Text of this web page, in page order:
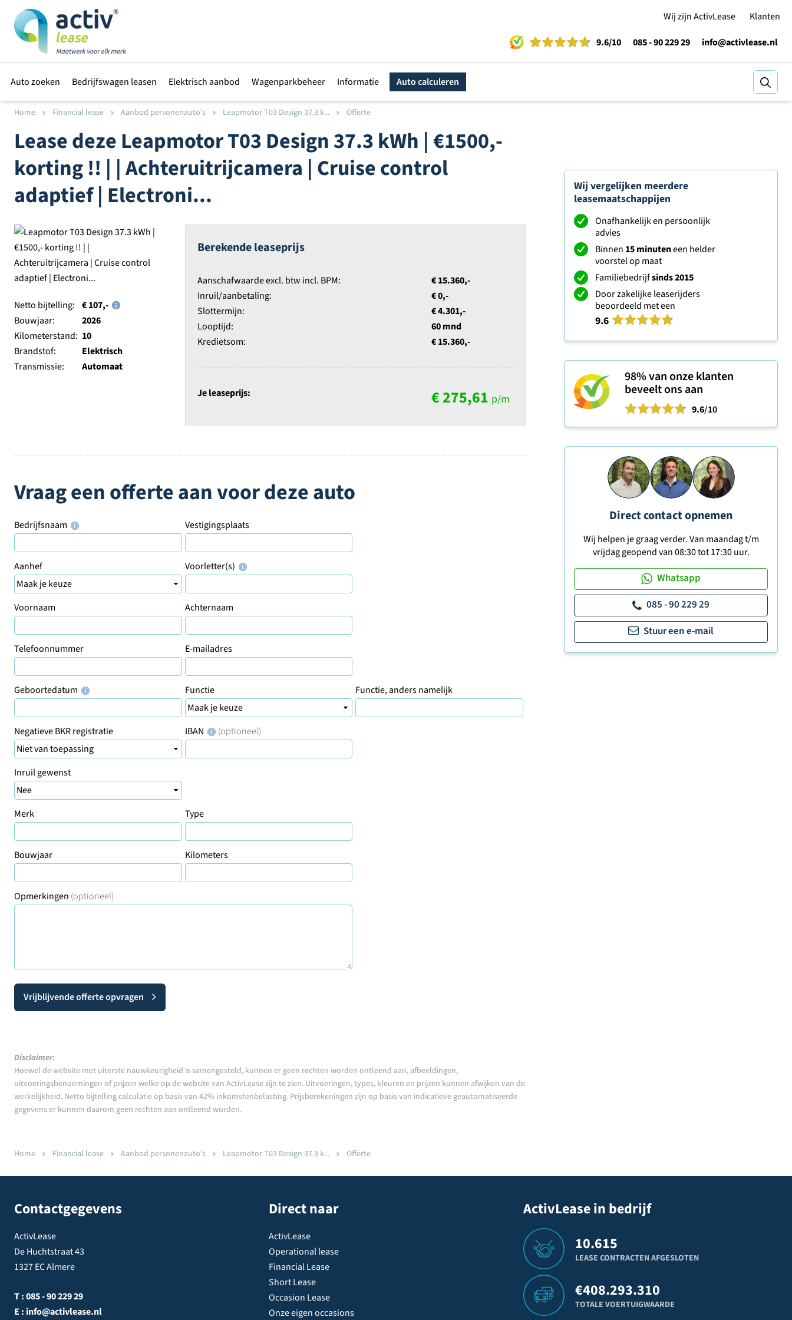
Wij zijn ActivLease
Klanten
9.6/10 085 - 90 229 29 info@activlease.nl
Auto zoeken Bedrijfswagen leasen Elektrisch aanbod Wagenparkbeheer Informatie Auto calculeren
Home Financial lease Aanbod personenauto's Leapmotor T03 Design 37.3 k... Offerte
Lease dezeLeapmotorT03 Design 37.3 kWh | €1500,-
korting !! | | Achteruitrijcamera | Cruise control
adaptief | Electroni...
Netto bijtelling: € 107,-
Bouwjaar:
2026
Kilometerstand: 10
Brandstof:
Elektrisch
Transmissie:
Automaat
Berekende leaseprijs
Aanschafwaarde excl. btw incl. BPM:
€ 15.360,-
Inruil/aanbetaling:
€ 0,-
Slottermijn:
€ 4.301,-
Looptijd:
60 mnd
Kredietsom:
€ 15.360,-
Je leaseprijs: € 275,61 p/m
Vraag een offerte aan voor deze auto
Bedrijfsnaam Vestigingsplaats
Aanhef Voorletter(s)
Voornaam Achternaam
Telefoonnummer E-mailadres
Geboortedatum Functie Functie, anders namelijk
Negatieve BKR registratie IBAN (optioneel)
Inruil gewenst
Merk Type
Bouwjaar Kilometers
Opmerkingen (optioneel)
Vrijblijvende offerte opvragen
Disclaimer:
Hoewel de website met uiterste nauwkeurigheid is samengesteld, kunnen er geen rechten worden ontleend aan, afbeeldingen,
uitvoeringsbenoemingen of prijzen welke op de website van ActivLease zijn te zien. Uitvoeringen, types, kleuren en prijzen kunnen afwijken van de
werkelijkheid. Netto bijtelling calculatie op basis van 42% inkomstenbelasting. Prijsberekeningen zijn op basis van indicatieve geautomatiseerde
gegevens er kunnen daarom geen rechten aan ontleend worden.
Wij vergelijken meerdere
leasemaatschappijen
Onafhankelijk en persoonlijk
advies
Binnen 15 minuteneen helder
voorstel op maat
Familiebedrijfsinds 2015
Door zakelijke leaserijders
beoordeeld met een
9.6
98%van onze klanten
beveelt ons aan
9.6/10
Direct contact opnemen
Wij helpen je graag verder. Van maandag t/m
vrijdag geopend van 08:30 tot 17:30 uur.
Whatsapp
085 - 90 229 29
Stuur een e-mail
Home Financial lease Aanbod personenauto's Leapmotor T03 Design 37.3 k... Offerte
Contactgegevens
ActivLease
De Huchtstraat 43
1327 EC Almere
T :085 - 90 229 29
E : info@activlease.nl
Direct naar
ActivLease
Operational lease
Financial Lease
Short Lease
Occasion Lease
Onze eigen occasions
ActivLease in bedrijf
10.615
LEASE CONTRACTEN AFGESLOTEN
€408.293.310
TOTALE VOERTUIGWAARDE